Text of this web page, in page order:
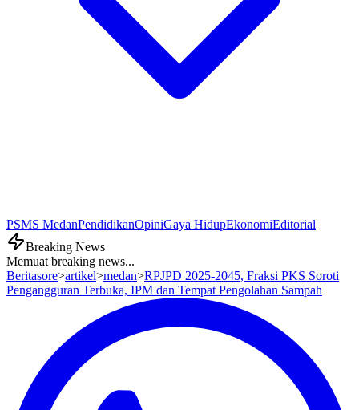
PSMS MedanPendidikanOpiniGaya HidupEkonomiEditorial
Breaking News
Memuat breaking news...
Beritasore>artikel>medan>RPJPD 2025-2045, Fraksi PKS Soroti
Pengangguran Terbuka, IPM dan Tempat Pengolahan Sampah